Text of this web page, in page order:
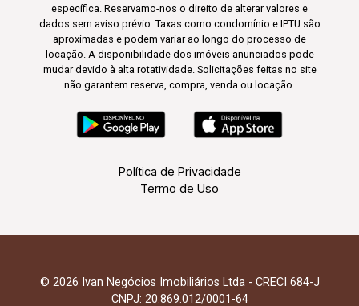
específica. Reservamo-nos o direito de alterar valores e
dados sem aviso prévio. Taxas como condomínio e IPTU são
aproximadas e podem variar ao longo do processo de
locação. A disponibilidade dos imóveis anunciados pode
mudar devido à alta rotatividade. Solicitações feitas no site
não garantem reserva, compra, venda ou locação.
Política de Privacidade
Termo de Uso
© 2026 Ivan Negócios Imobiliários Ltda - CRECI 684-J
CNPJ: 20.869.012/0001-64